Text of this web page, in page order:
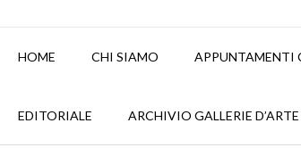
HOME CHI SIAMO APPUNTAMENTI
EDITORIALE ARCHIVIO GALLERIE